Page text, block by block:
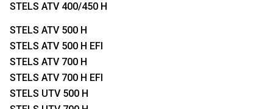
STELS ATV 400/450 H
STELS ATV 500 H
STELS ATV 500 H EFI
STELS ATV 700 H
STELS ATV 700 H EFI
STELS UTV 500 H